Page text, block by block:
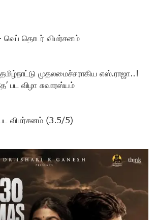
வெப் தொடர் விமர்சனம்
முதலமைச்சராகிய எஸ்.ராஜா..!
பட விழா சுவாரஸ்யம்
விமர்சனம் (3.5/5)